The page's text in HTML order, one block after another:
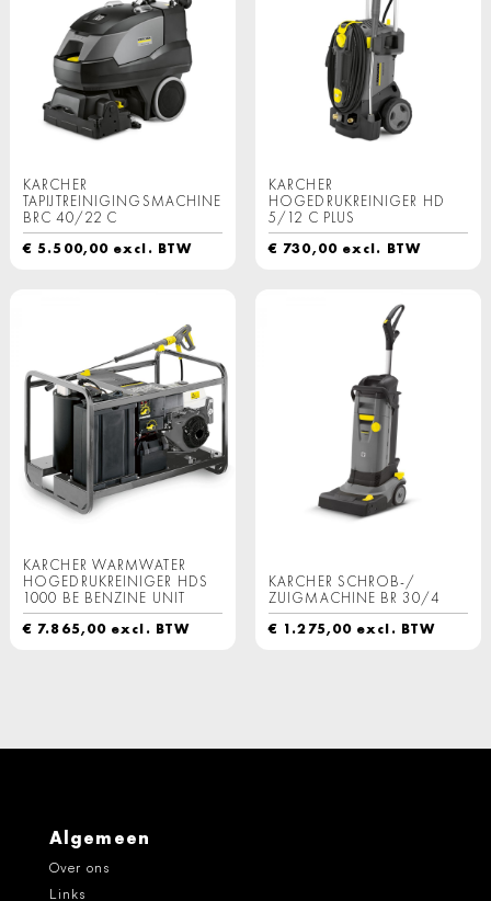
KARCHER
TAPIJTREINIGINGSMACHINE
BRC 40/22 C
€ 5.500,00 excl. BTW
KARCHER
HOGEDRUKREINIGER HD
5/12 C PLUS
€ 730,00excl. BTW
KARCHER WARMWATER
HOGEDRUKREINIGER HDS
1000 BE BENZINE UNIT
€ 7.865,00 excl. BTW
KARCHER SCHROB-/
ZUIGMACHINE BR 30/4
€ 1.275,00 excl. BTW
Algemeen
Over ons
Links